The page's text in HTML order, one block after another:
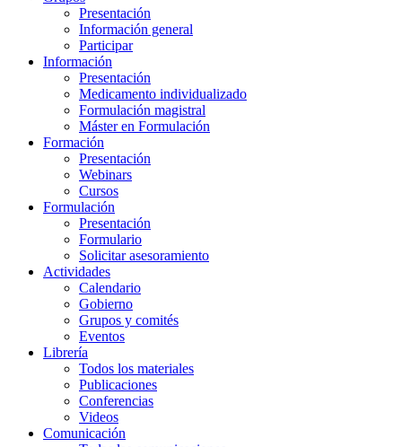
Presentación
Información general
Participar
Información
Presentación
Medicamento individualizado
Formulación magistral
Máster en Formulación
Formación
Presentación
Webinars
Cursos
Formulación
Presentación
Formulario
Solicitar asesoramiento
Actividades
Calendario
Gobierno
Grupos y comités
Eventos
Librería
Todos los materiales
Publicaciones
Conferencias
Videos
Comunicación